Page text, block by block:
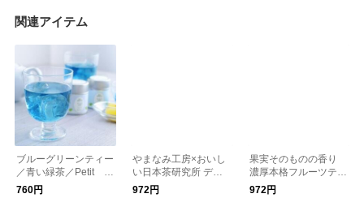
関連アイテム
ブルーグリーンティー
／青い緑茶／Petit P
oint
760円
やまなみ工房×おいし
い日本茶研究所 デザ
イン茶缶入り ティー
バッグ / プチギフト プ
972円
果実そのものの香り
濃厚本格フルーツティ
ー／パウダーティー
紅茶 アールグレイ Te
972円